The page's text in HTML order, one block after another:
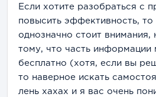
Если хотите разобраться с
повысить эффективность, то
однозначно стоит внимания,
тому, что часть информации
бесплатно (хотя, если вы
то наверное искать
лень хахах и я вас очень